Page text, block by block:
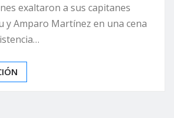
exaltaron a sus capitanes
y Amparo Martínez en una cena